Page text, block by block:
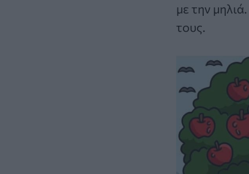
με την
τους.